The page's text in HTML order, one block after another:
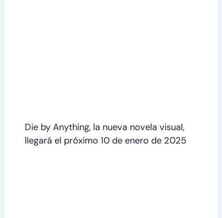
Die by Anything, la nueva novela visual,
llegará el próximo 10 de enero de 2025